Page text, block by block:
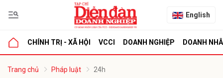
English
CHÍNH TRỊ - XÃ HỘI VCCI DOANH NGHIỆP DOANH
Trang chủ Pháp luật 24h
luận